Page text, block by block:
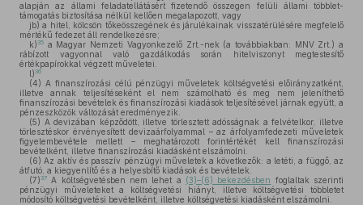
alapján az állami feladatellátásért fizetendő összegen felüli állami többlet-
támogatás biztosítása nélkül kellően megalapozott, vagy
jb) a hitel, kölcsön tőkeösszegének és járulékainak visszatérülésére megfelelő
mértékű fedezet áll rendelkezésre;
k) 35 a Magyar Nemzeti Vagyonkezelő Zrt.-nek (a továbbiakban: MNV Zrt.) a
rábízott vagyonnal való gazdálkodás során hitelviszonyt megtestesítő
értékpapírokkal végzett műveletei.
l) 36
(4) A finanszírozási célú pénzügyi műveletek költségvetési előirányzatként,
illetve annak teljesítéseként el nem számolható és meg nem jeleníthető
finanszírozási bevételek és finanszírozási kiadások teljesítésével járnak együtt, a
pénzeszközök változását eredményezik.
(5) A devizában képződött, illetve törlesztett adósságnak a felvételkor, illetve
törlesztéskor érvényesített devizaárfolyammal – az árfolyamfedezeti műveletek
figyelembevétele mellett – meghatározott forintértékét kell finanszírozási
bevételként, illetve finanszírozási kiadásként elszámolni.
(6) Az aktív és passzív pénzügyi műveletek a következők: a letéti, a függő, az
átfutó, a kiegyenlítő és a helyesbítő kiadások és bevételek.
(7) 37 A költségvetésben nem lehet a (3)–(6) bekezdésben foglaltak szerinti
pénzügyi műveleteket a költségvetési hiányt, illetve költségvetési többletet
módosító költségvetési bevételként, illetve költségvetési kiadásként elszámolni.